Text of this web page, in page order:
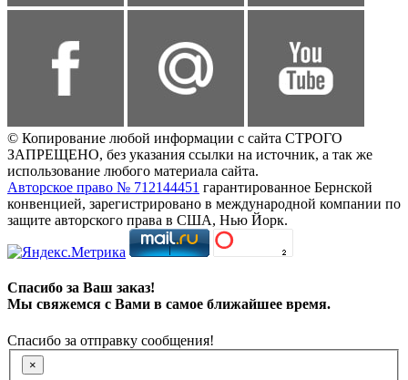
© Копирование любой информации с сайта СТРОГО
ЗАПРЕЩЕНО, без указания ссылки на источник, а так же
использование любого материала сайта.
Авторское право № 712144451 гарантированное Бернской
конвенцией, зарегистрировано в международной компании по
защите авторского права в США, Нью Йорк.
Спасибо за Ваш заказ!
Мы свяжемся с Вами в самое ближайшее время.
Спасибо за отправку сообщения!
×